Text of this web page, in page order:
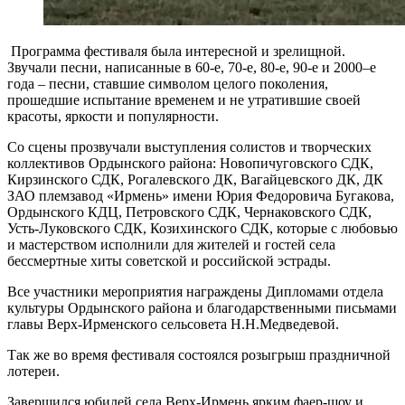
Программа фестиваля была интересной и зрелищной.
Звучали песни, написанные в 60-е, 70-е, 80-е, 90-е и 2000–е
года – песни, ставшие символом целого поколения,
прошедшие испытание временем и не утратившие своей
красоты, яркости и популярности.
Со сцены прозвучали выступления солистов и творческих
коллективов Ордынского района: Новопичуговского СДК,
Кирзинского СДК, Рогалевского ДК, Вагайцевского ДК, ДК
ЗАО племзавод «Ирмень» имени Юрия Федоровича Бугакова,
Ордынского КДЦ, Петровского СДК, Чернаковского СДК,
Усть-Луковского СДК, Козихинского СДК, которые с любовью
и мастерством исполнили для жителей и гостей села
бессмертные хиты советской и российской эстрады.
Все участники мероприятия награждены Дипломами отдела
культуры Ордынского района и благодарственными письмами
главы Верх-Ирменского сельсовета Н.Н.Медведевой.
Так же во время фестиваля состоялся розыгрыш праздничной
лотереи.
Завершился юбилей села Верх-Ирмень ярким фаер-шоу и